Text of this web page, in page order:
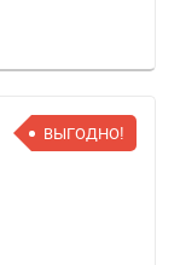
ВЫГОДНО!